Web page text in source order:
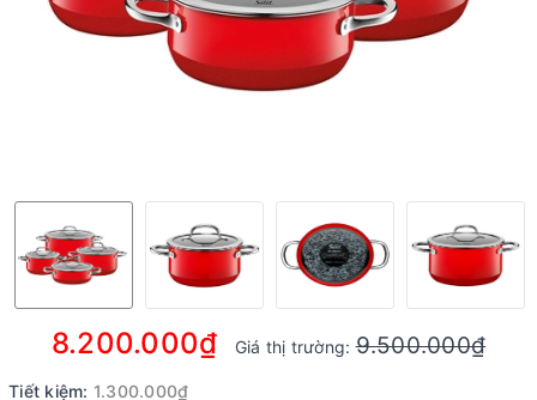
8.200.000₫ Giá thị trường:9.500.000₫
Tiết kiệm: 1.300.000₫